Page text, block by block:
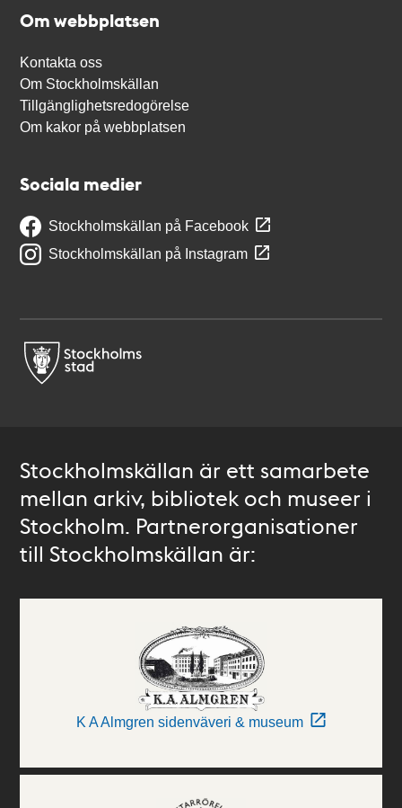
Om webbplatsen
Kontakta oss
Om Stockholmskällan
Tillgänglighetsredogörelse
Om kakor på webbplatsen
Sociala medier
Stockholmskällan på Facebook
Stockholmskällan på Instagram
Stockholmskällan är ett samarbete
mellan arkiv, bibliotek och museer i
Stockholm. Partnerorganisationer
till Stockholmskällan är:
K A Almgren sidenväveri & museum